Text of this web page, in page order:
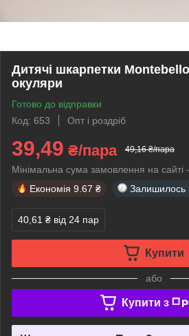
Дитячі шкарпетки
окуляри
Готово до відправки
Код: 653
Опт і роздріб
39,49 ₴/пара 49,16 ₴/пара
Мінімальна сума замовлення на
Економія 9.67 ₴ Залишилось
40,61 ₴ від 24 пар
Купити
або
Купити з